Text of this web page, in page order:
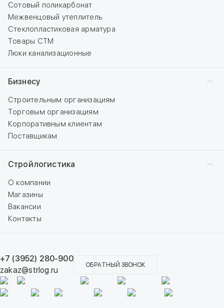
Сотовый поликарбонат
Межвенцовый утеплитель
Стеклопластиковая арматура
Товары СТМ
Люки канализационные
Бизнесу
Строительным организациям
Торговым организациям
Корпоративным клиентам
Поставщикам
Стройлогистика
О компании
Магазины
Вакансии
Контакты
+7 (3952) 280-900
zakaz@strlog.ru
ОБРАТНЫЙ ЗВОНОК